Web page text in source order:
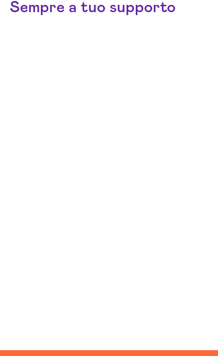
Sempre a tuo supporto